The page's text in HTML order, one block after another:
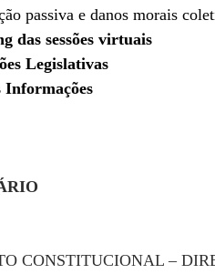
passiva e danos morais
das sessões virtuais
Legislativas
Informações
CONSTITUCIONAL –